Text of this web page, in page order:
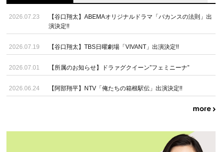
2026.07.23
【谷口翔太】ABEMAオリジナルドラマ「バカンスの法則」出
演決定!!
2026.07.19 【谷口翔太】TBS日曜劇場「VIVANT」出演決定!!
2026.07.01 【所属のお知らせ】ドラァグクイーン”フェミニーナ”
2026.06.24 【阿部翔平】NTV「俺たちの箱根駅伝」出演決定!!